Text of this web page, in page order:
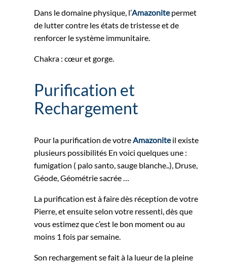
Dans le domaine physique, l’Amazonitepermet
de lutter contre les états de tristesse et de
renforcer le système immunitaire.
Chakra : cœur et gorge.
Purification et
Rechargement
Pour la purification de votreAmazoniteil existe
plusieurs possibilités En voici quelques une :
fumigation ( palo santo, sauge blanche..), Druse,
Géode, Géométrie sacrée …
La purification est à faire dès réception de votre
Pierre, et ensuite selon votre ressenti, dès que
vous estimez que c’est le bon moment ou au
moins 1 fois par semaine.
Son rechargement se fait à la lueur de la pleine